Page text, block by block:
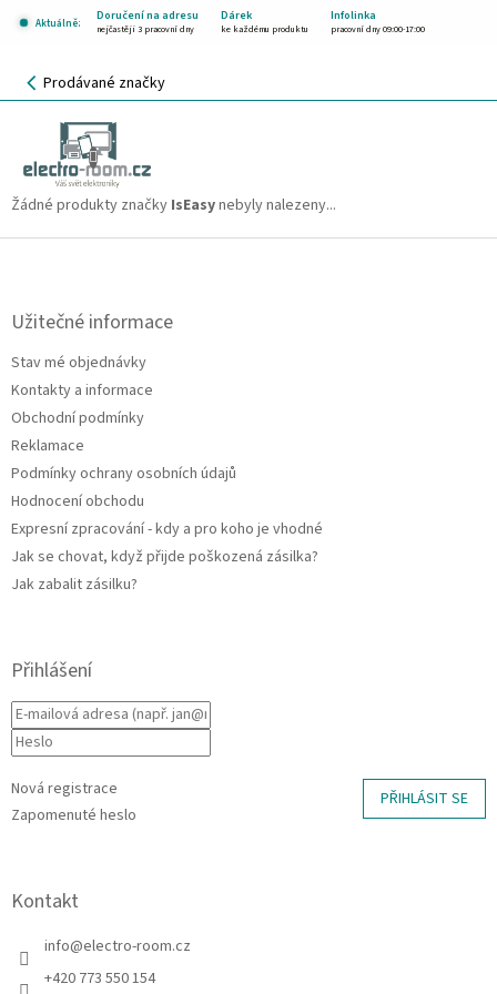
Aktuálně:
Doručení na adresu Dárek Infolinka
nejčastěji 3 pracovní dny ke každému produktu pracovní dny 09:00-17:00
NÁKUPNÍ
KOŠÍK
Prodávané značky
IsEasy
Žádné produkty značky IsEasynebyly nalezeny...
Z
Užitečné informace
Stav mé objednávky
Kontakty a informace
Obchodní podmínky
Reklamace
Podmínky ochrany osobních údajů
Hodnocení obchodu
Expresní zpracování - kdy a pro koho je vhodné
Jak se chovat, když přijde poškozená zásilka?
Jak zabalit zásilku?
Přihlášení
PŘIHLÁSIT SE
Nová registrace
Zapomenuté heslo
Kontakt
info@electro-room.cz
+420 773 550 154